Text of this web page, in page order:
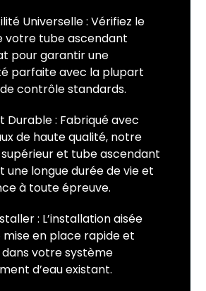
Universelle : Vérifiez le
votre tube ascendant
pour garantir une
parfaite avec la plupart
contrôle standards.
Durable : Fabriqué avec
de haute qualité, notre
et tube ascendant
une longue durée de vie et
à toute épreuve.
: L’installation aisée
en place rapide et
votre système
d’eau existant.